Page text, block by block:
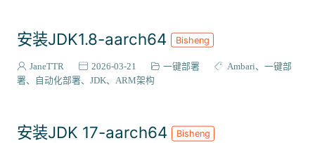
安装JDK1.8-aarch64 Bisheng
JaneTTR 2026-03-21 一键部署 Ambari
一键部
署
自动化部署 JDK ARM架构
安装JDK 17-aarch64 Bisheng